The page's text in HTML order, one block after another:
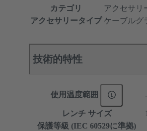
カテゴリ
アクセサリ
アクセサリータイプ ケーブルグ
技術的特性
使用温度範囲
レンチ サイズ
保護等級 (IEC 60529に準拠)